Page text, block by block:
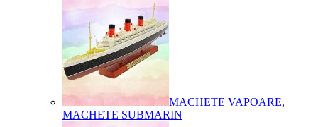
MACHETE VAPOARE,
MACHETE SUBMARIN